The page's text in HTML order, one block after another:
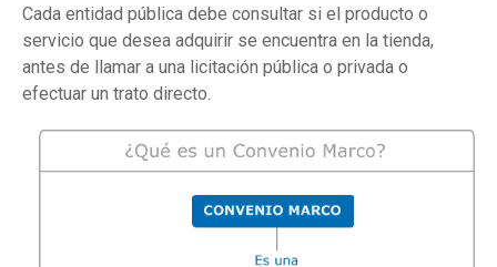
Cada entidad pública debe consultar si el producto o
servicio que desea adquirir se encuentra en la tienda,
antes de llamar a una licitación pública o privada o
efectuar un trato directo.